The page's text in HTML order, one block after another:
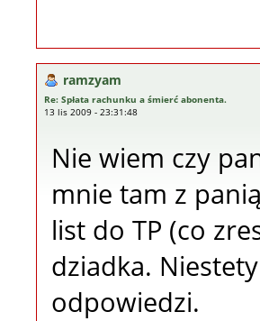
ramzyam
Re: Spłata rachunku a śmierć abonenta.
13 lis 2009 - 23:31:48
Nie wiem czy
mnie tam z
list do TP (co
dziadka.
odpowiedzi.